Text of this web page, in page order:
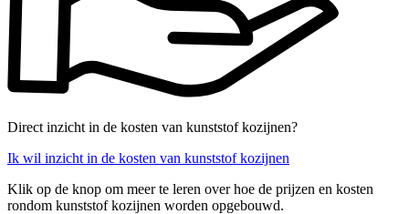
Direct inzicht in de kosten van kunststof kozijnen?
Ik wil inzicht in de kosten van kunststof kozijnen
Klik op de knop om meer te leren over hoe de prijzen en kosten
rondom kunststof kozijnen worden opgebouwd.